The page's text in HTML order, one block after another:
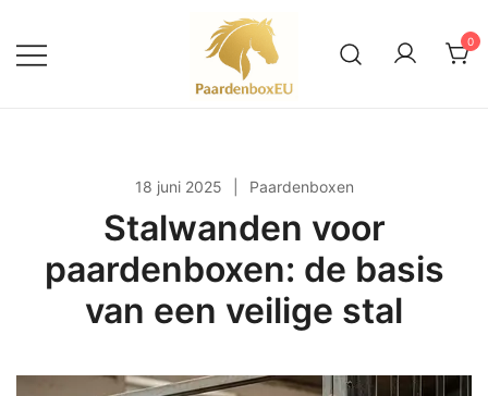
naar
de
0
18 juni 2025 Paardenboxen
Stalwanden voor
paardenboxen: de basis
van een veilige stal